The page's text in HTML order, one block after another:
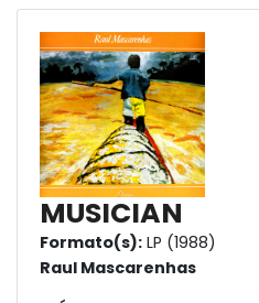
MUSICIAN
Formato(s): LP (1988)
Raul Mascarenhas